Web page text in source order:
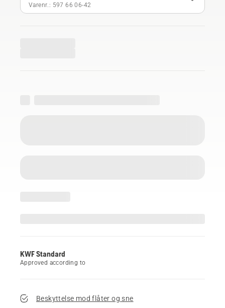
Varenr.: 597 66 06‑42
KWF Standard
Approved according to
Beskyttelse mod flåter og sne